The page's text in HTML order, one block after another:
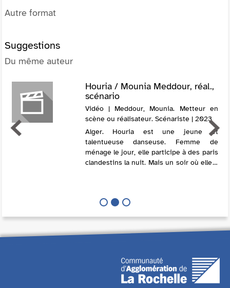
Autre format
Suggestions
Du même auteur
Houria / Mounia Meddour, réal.,
scénario
Vidéo | Meddour, Mounia. Metteur en
scène ou réalisateur. Scénariste | 2023
Alger. Houria est une jeune et
talentueuse danseuse. Femme de
ménage le jour, elle participe à des paris
clandestins la nuit. Mais un soir où elle a